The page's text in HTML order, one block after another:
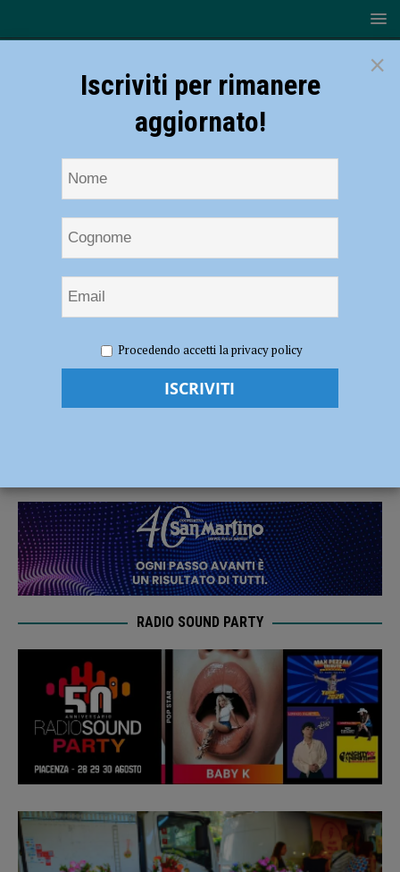
Piacenza e provincia fino al 9 luglio 2023
Eventi a Piacenza e provincia fino al 9
RADIO SOUND PARTY
×
Iscriviti per rimanere
aggiornato!
Procedendo accetti la privacy policy